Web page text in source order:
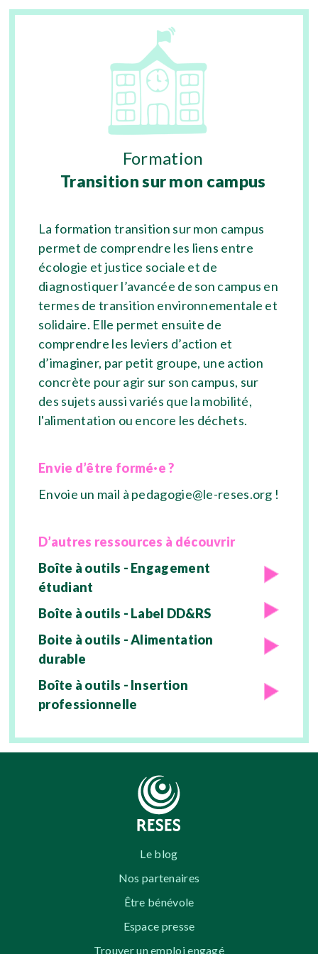
Formation
Transition sur mon campus
La formation transition sur mon campus
permet de comprendre les liens entre
écologie et justice sociale et de
diagnostiquer l’avancée de son campus en
termes de transition environnementale et
solidaire. Elle permet ensuite de
comprendre les leviers d’action et
d’imaginer, par petit groupe, une action
concrète pour agir sur son campus, sur
des sujets aussi variés que la mobilité,
l'alimentation ou encore les déchets.
Envie d’être formé·e ?
Envoie un mail à pedagogie@le-reses.org !
D’autres ressources à découvrir
Boîte à outils - Engagement
étudiant
Boîte à outils - Label DD&RS
Boite à outils - Alimentation
durable
Boîte à outils - Insertion
professionnelle
Le blog
Nos partenaires
Être bénévole
Espace presse
Trouver un emploi engagé